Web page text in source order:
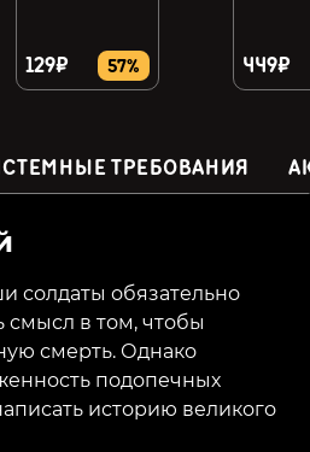
129₽ 57% 449₽
ТРЕБОВАНИЯ
солдаты обязательно
смысл в том, чтобы
смерть. Однако
подопечных
историю великого